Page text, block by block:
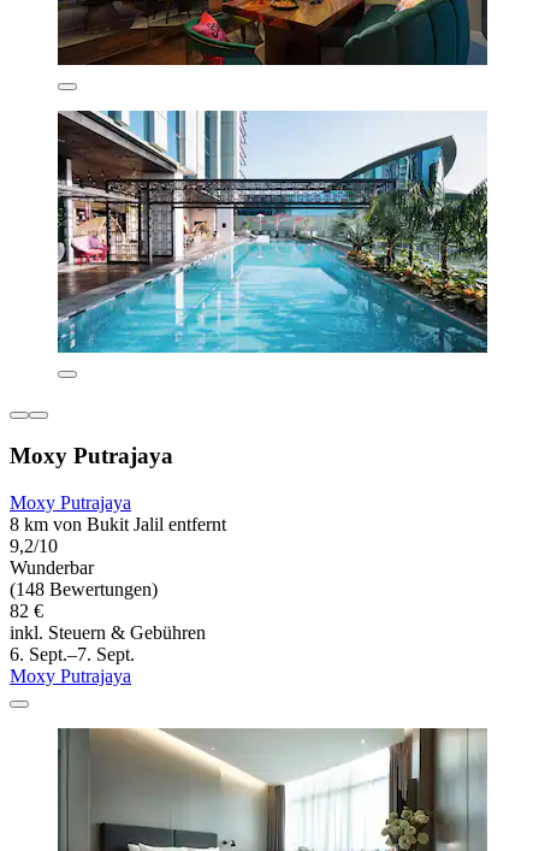
Moxy Putrajaya
Moxy Putrajaya
8 km von Bukit Jalil entfernt
9,2/10
Wunderbar
(148 Bewertungen)
82 €
inkl. Steuern & Gebühren
6. Sept.–7. Sept.
Moxy Putrajaya